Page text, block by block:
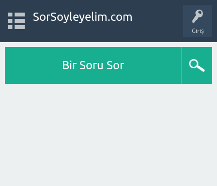
Giriş
SorSoyleyelim.com
Bir Soru Sor